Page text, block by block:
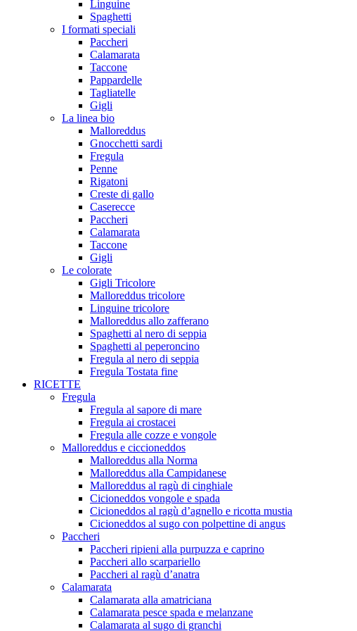
Linguine
Spaghetti
I formati speciali
Paccheri
Calamarata
Taccone
Pappardelle
Tagliatelle
Gigli
La linea bio
Malloreddus
Gnocchetti sardi
Fregula
Penne
Rigatoni
Creste di gallo
Caserecce
Paccheri
Calamarata
Taccone
Gigli
Le colorate
Gigli Tricolore
Malloreddus tricolore
Linguine tricolore
Malloreddus allo zafferano
Spaghetti al nero di seppia
Spaghetti al peperoncino
Fregula al nero di seppia
Fregula Tostata fine
RICETTE
Fregula
Fregula al sapore di mare
Fregula ai crostacei
Fregula alle cozze e vongole
Malloreddus e ciccioneddos
Malloreddus alla Norma
Malloreddus alla Campidanese
Malloreddus al ragù di cinghiale
Cicioneddos vongole e spada
Cicioneddos al ragù d’agnello e ricotta mustia
Cicioneddos al sugo con polpettine di angus
Paccheri
Paccheri ripieni alla purpuzza e caprino
Paccheri allo scarpariello
Paccheri al ragù d’anatra
Calamarata
Calamarata alla amatriciana
Calamarata pesce spada e melanzane
Calamarata al sugo di granchi